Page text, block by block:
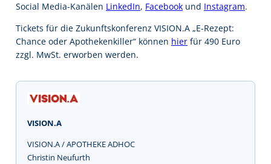
Social Media-Kanälen LinkedIn, Facebook und Instagram.
Tickets für die Zukunftskonferenz VISION.A „E-Rezept:
Chance oder Apothekenkiller“ können hier für 490 Euro
zzgl. MwSt. erworben werden.
VISION.A
VISION.A / APOTHEKE ADHOC
Christin Neufurth